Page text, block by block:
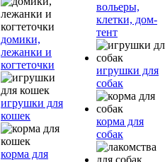
домики,
лежанки и
когтеточки
игрушки для
кошек
корма для
вольеры,
клетки, дом-
тент
игрушки для
собак
корма для
собак